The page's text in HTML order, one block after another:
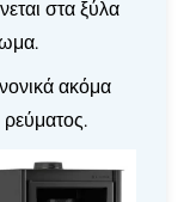
στα ξύλα
ακόμα